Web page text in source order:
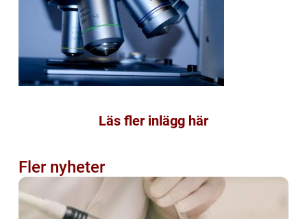
Läs fler inlägg här
Fler nyheter